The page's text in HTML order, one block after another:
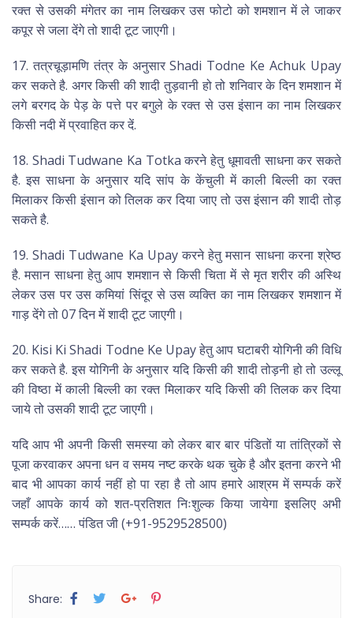
रक्त से उसकी मंगेतर का नाम लिखकर उस फोटो को शमशान में ले जाकर
कपूर से जला देंगे तो शादी टूट जाएगी।
17. तत्रचूड़ामणि तंत्र के अनुसार Shadi Todne Ke Achuk Upay
कर सकते है. अगर किसी की शादी तुड़वानी हो तो शनिवार के दिन शमशान में
लगे बरगद के पेड़ के पत्ते पर बगुले के रक्त से उस इंसान का नाम लिखकर
किसी नदी में प्रवाहित कर दें.
18. Shadi Tudwane Ka Totka करने हेतु धूमावती साधना कर सकते
है. इस साधना के अनुसार यदि सांप के केंचुली में काली बिल्ली का रक्त
मिलाकर किसी इंसान को तिलक कर दिया जाए तो उस इंसान की शादी तोड़
सकते है.
19. Shadi Tudwane Ka Upay करने हेतु मसान साधना करना श्रेष्ठ
है. मसान साधना हेतु आप शमशान से किसी चिता में से मृत शरीर की अस्थि
लेकर उस पर उस कमियां सिंदूर से उस व्यक्ति का नाम लिखकर शमशान में
गाड़ देंगे तो 07 दिन में शादी टूट जाएगी।
20. Kisi Ki Shadi Todne Ke Upay हेतु आप घटाबरी योगिनी की विधि
कर सकते है. इस योगिनी के अनुसार यदि किसी की शादी तोड़नी हो तो उल्लू
की विष्ठा में काली बिल्ली का रक्त मिलाकर यदि किसी की तिलक कर दिया
जाये तो उसकी शादी टूट जाएगी।
यदि आप भी अपनी किसी समस्या को लेकर बार बार पंडितों या तांत्रिकों से
पूजा करवाकर अपना धन व समय नष्ट करके थक चुके है और इतना करने भी
बाद भी आपका कार्य नहीं हो पा रहा है तो आप हमारे आश्रम में सम्पर्क करें
जहाँ आपके कार्य को शत-प्रतिशत निःशुल्क किया जायेगा इसलिए अभी
सम्पर्क करें…… पंडित जी (+91-9529528500)
Share: